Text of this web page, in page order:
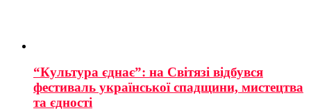
“Культура єднає”: на Світязі відбувся
фестиваль української спадщини, мистецтва
та єдності